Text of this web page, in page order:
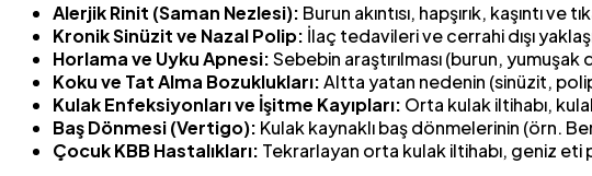
Alerjik Rinit (Saman Nezlesi): Burun akıntısı, hapşırık, kaşıntı
Kronik Sinüzit ve Nazal Polip: İlaç tedavileri ve cerrahi dışı
Horlama ve Uyku Apnesi:Sebebin araştırılması (burun,
Koku ve Tat Alma Bozuklukları:Altta yatan nedenin (sinüzit,
Kulak Enfeksiyonları ve İşitme Kayıpları: Orta kulak iltihabı,
Baş Dönmesi (Vertigo): Kulak kaynaklı baş dönmelerinin (örn.
Çocuk KBB Hastalıkları: Tekrarlayan orta kulak iltihabı, geniz eti